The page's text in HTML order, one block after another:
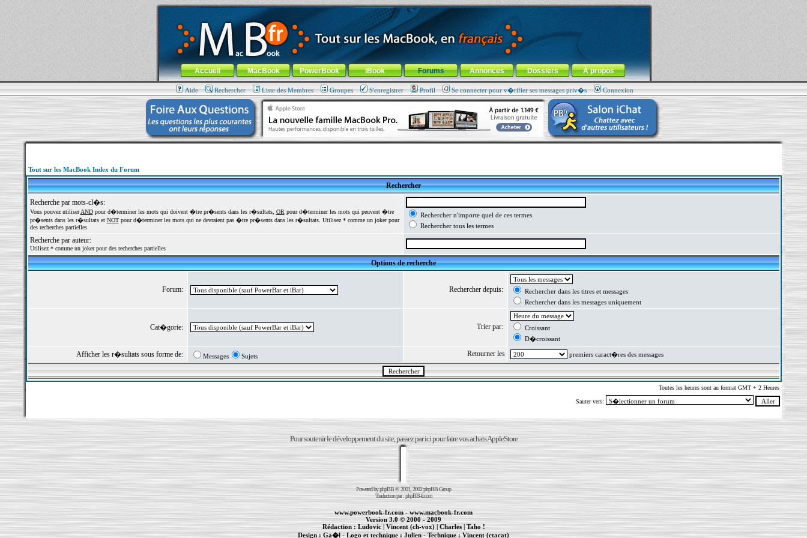
MacBook-fr.com : 100% Apple... 100% nomade !
Aller au contenu-Aller au menu général-Aller au menu de la rubrique
Menu général
Accueil MacBook PowerBook iBook Forums Annonces Dossiers À propos
Aide Rechercher Liste des Membres Groupes S'enregistrer Profil Se connecter pour v�rifier ses messages priv�s Connexion
Tout sur les MacBook Index du Forum
Rechercher
Recherche par mots-cl�s:
Vous pouvez utiliserANDpour d�terminer les mots qui doivent �tre pr�sents dans les r�sultats, OR pour d�terminer les mots qui peuvent �tre
pr�sents dans les r�sultats et NOTpour d�terminer les mots qui ne devraient pas �tre pr�sents dans les r�sultats. Utilisez * comme un joker pour
des recherches partielles
Rechercher n'importe quel de ces termes
Rechercher tous les termes
Recherche par auteur:
Utilisez * comme un joker pour des recherches partielles
Options de recherche
Forum: Rechercher depuis:
Rechercher dans les titres et messages
Rechercher dans les messages uniquement
Cat�gorie: Trier par:
Croissant
D�croissant
Afficher les r�sultats sous forme de: Messages Sujets Retourner les premiers caract�res des messages
Toutes les heures sont au format GMT + 2 Heures
Sauter vers:
Pour soutenir le développement du site, passez par ici pour faire vos achats AppleStore
Powered byphpBB© 2001, 2002 phpBB Group
Traduction par :phpBB-fr.com
www.powerbook-fr.com-www.macbook-fr.com
Version 3.0 © 2000 - 2009
Rédaction :Ludovic| Vincent (ch-vox)|Charles| Taho !
Design : Ga�l - Logo et technique : Julien - Technique :Vincent (ctacat)